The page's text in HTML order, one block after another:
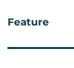
Feature